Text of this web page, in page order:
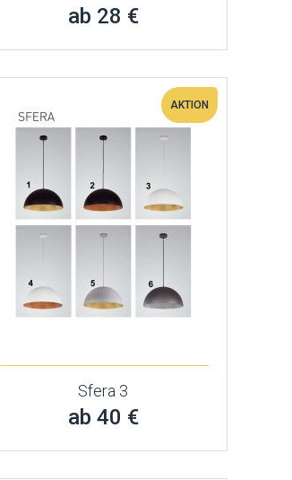
ab 28 €
AKTION
Sfera 3
ab 40 €